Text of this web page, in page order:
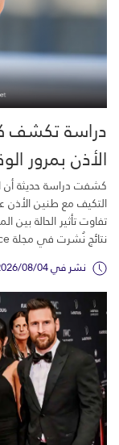
دراسة تكشف
الأذن بمرور
كشفت دراسة حديثة أن
التكيف مع طنين
تفاوت تأثير الحالة
نتائج نُشرت في مجلة iScience. واعتمد...
نشر في 2026/08/04 الساعة 10:46 م